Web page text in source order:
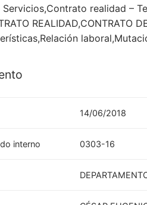
realidad –
REALIDAD,CONTRATO
14/06/2018
interno 0303-16